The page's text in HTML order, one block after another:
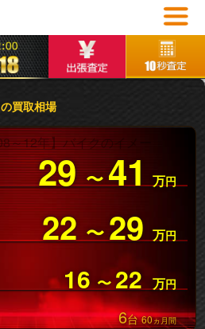
の買取相場
29 〜41 万円
22 〜 29 万円
16 〜22 万円
6台60ヵ月間